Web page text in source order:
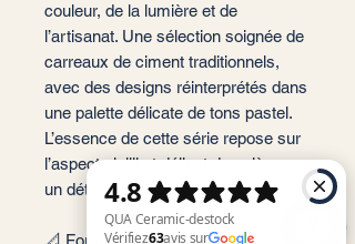
couleur, de la lumière et de
l’artisanat. Une sélection soignée de
carreaux de ciment traditionnels,
avec des designs réinterprétés dans
une palette délicate de tons pastel.
L’essence de cette série repose sur
l’aspect vieilli et délicat des pièces,
un détail gracieux et intemporel.